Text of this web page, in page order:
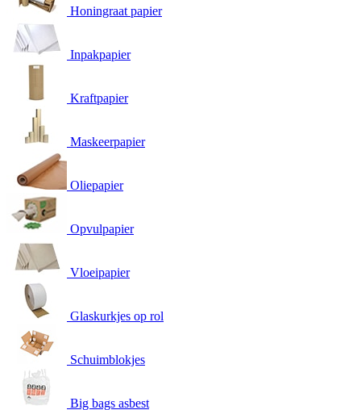
Honingraat papier
Inpakpapier
Kraftpapier
Maskeerpapier
Oliepapier
Opvulpapier
Vloeipapier
Glaskurkjes op rol
Schuimblokjes
Big bags asbest